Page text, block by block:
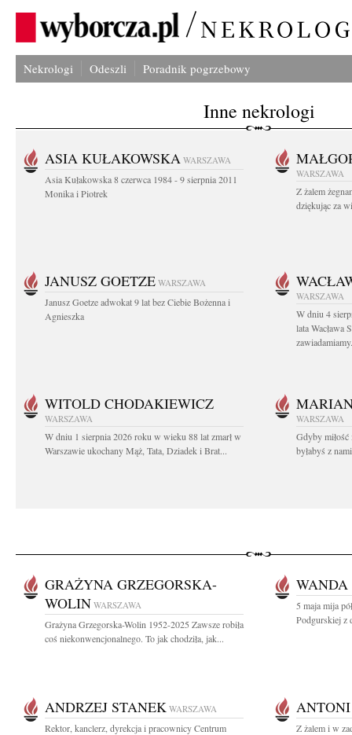
Nekrologi Odeszli Poradnik pogrzebowy
Inne nekrologi
ASIA KUŁAKOWSKA WARSZAWA
Asia Kułakowska 8 czerwca 1984 - 9 sierpnia 2011
Monika i Piotrek
WARSZAWA
Z żalem
dziękując za
JANUSZ GOETZE WARSZAWA
Janusz Goetze adwokat 9 lat bez Ciebie Bożenna i
Agnieszka
WARSZAWA
W dniu 4
lata Wacława
WITOLD CHODAKIEWICZ
WARSZAWA
W dniu 1 sierpnia 2026 roku w wieku 88 lat zmarł w
Warszawie ukochany Mąż, Tata, Dziadek i Brat...
WARSZAWA
Gdyby miłość
byłabyś z
GRAŻYNA GRZEGORSKA-
WOLIN WARSZAWA
Grażyna Grzegorska-Wolin 1952-2025 Zawsze robiła
coś niekonwencjonalnego. To jak chodziła, jak...
WANDA
5 maja mija
Podgurskiej z
ANDRZEJ STANEK WARSZAWA
Rektor, kanclerz, dyrekcja i pracownicy Centrum
Z żalem i w